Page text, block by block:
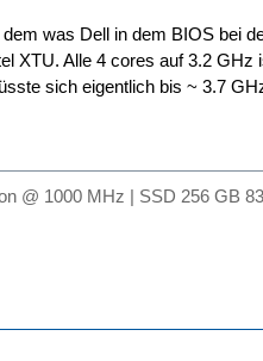
was Dell in dem BIOS bei
XTU. Alle 4 cores auf 3.2
sich eigentlich bis ~ 3.7
@ 1000 MHz | SSD 256 GB